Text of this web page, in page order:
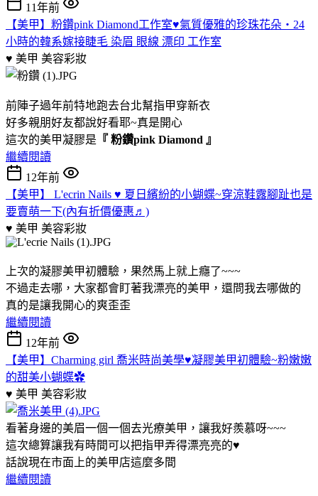
11年前
【美甲】粉鑽pink Diamond工作室♥氣質優雅的珍珠花朵‧24
小時的韓系嫁接睫毛 染眉 眼線 漂印 工作室
♥ 美甲 美容彩妝
前陣子過年前特地跑去台北幫指甲穿新衣
好多親朋好友都說好看耶~真是開心
這次的美甲凝膠是 『 粉鑽pink Diamond 』
繼續閱讀
12年前
【美甲】 L'ecrin Nails ♥ 夏日繽紛的小蝴蝶~穿涼鞋露腳趾也是
要賣萌一下(內有折價優惠♬)
♥ 美甲 美容彩妝
上次的凝膠美甲初體驗，果然馬上就上癮了~~~
不過走去哪，大家都會盯著我漂亮的美甲，還問我去哪做的
真的是讓我開心的爽歪歪
繼續閱讀
12年前
【美甲】Charming girl 喬米時尚美學♥凝膠美甲初體驗~粉嫩嫩
的甜美小蝴蝶✿
♥ 美甲 美容彩妝
看著身邊的美眉一個一個去光療美甲，讓我好羨慕呀~~~
這次總算讓我有時間可以把指甲弄得漂亮亮的♥
話說現在市面上的美甲店這麼多間
繼續閱讀